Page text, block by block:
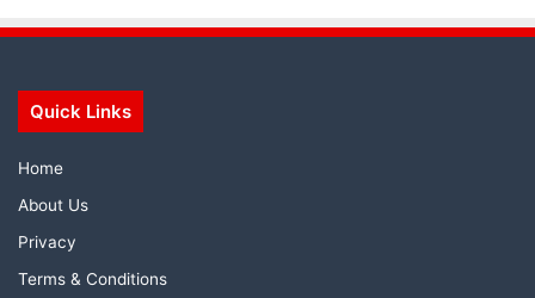
Quick Links
Home
About Us
Privacy
Terms & Conditions